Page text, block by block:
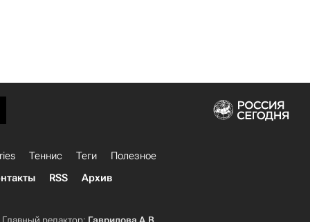
Теннис Теги
Полезное
RSS Архив